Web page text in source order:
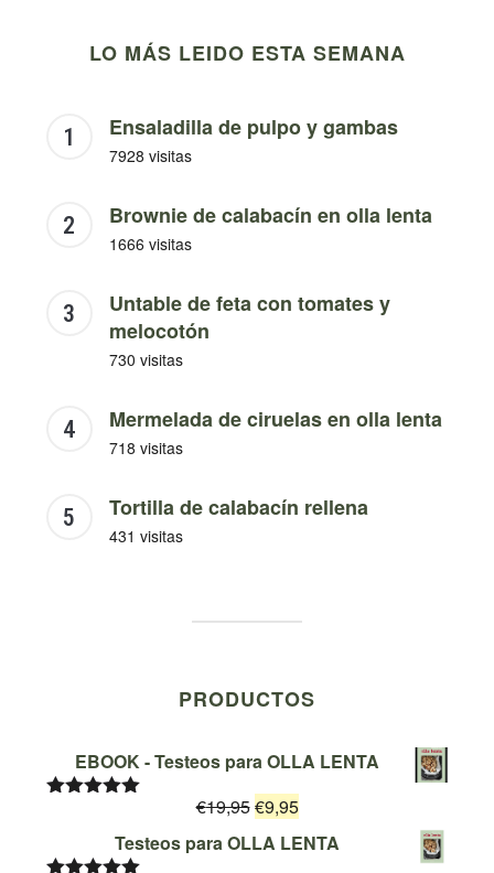
LO MÁS LEIDO ESTA SEMANA
Ensaladilla de pulpo y gambas
7928 visitas
Brownie de calabacín en olla lenta
1666 visitas
Untable de feta con tomates y
melocotón
730 visitas
Mermelada de ciruelas en olla lenta
718 visitas
Tortilla de calabacín rellena
431 visitas
PRODUCTOS
EBOOK - Testeos para OLLA LENTA
€19,95El
precio
€9,95El
precio
Testeos para OLLA LENTA